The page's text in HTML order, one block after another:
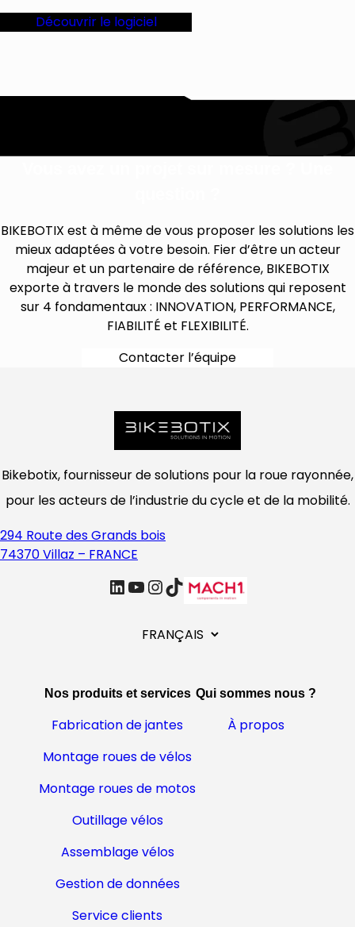
Découvrir le logiciel
BIKEBOTIX est à même de vous proposer les solutions les
mieux adaptées à votre besoin. Fier d’être un acteur
majeur et un partenaire de référence, BIKEBOTIX
exporte à travers le monde des solutions qui reposent
sur 4 fondamentaux : INNOVATION, PERFORMANCE,
FIABILITÉ et FLEXIBILITÉ.
Contacter l’équipe
Bikebotix, fournisseur de solutions pour la roue rayonnée,
pour les acteurs de l’industrie du cycle et de la mobilité.
294 Route des Grands bois
74370 Villaz – FRANCE
linkedin Youtube InstagramTikTok
s
i
u
e
l
n
u
e
Nos produits et services
Fabrication de jantes
Montage roues de vélos
Montage roues de motos
Outillage vélos
Assemblage vélos
Gestion de données
Service clients
Qui sommes nous ?
À propos